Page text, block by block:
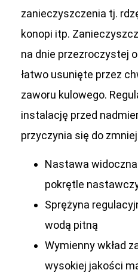
zanieczyszczenia tj.
konopi itp.
na dnie przezroczystej
łatwo usunięte przez
zaworu kulowego.
instalację przed
przyczynia się do
Nastawa
pokrętle
Sprężyna
wodą pitną
Wymienny wkład
wysokiej jakości